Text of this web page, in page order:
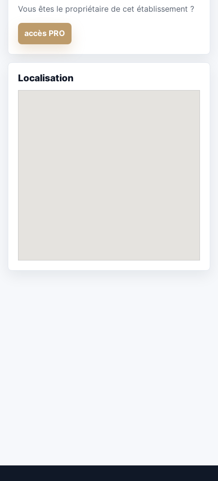
Vous êtes le propriétaire de cet établissement ?
accès PRO
Localisation